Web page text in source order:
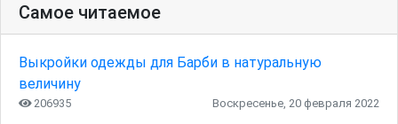
Самое читаемое
Выкройки одежды для Барби в натуральную
величину
206935 Воскресенье, 20 февраля 2022